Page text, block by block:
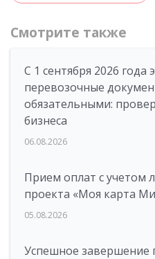
Смотрите также
С 1 сентября 2026 года
перевозочные
обязательными:
бизнеса
06.08.2026
Прием оплат с учетом
проекта «Моя карта
05.08.2026
Успешное завершение